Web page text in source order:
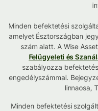
Minden befektetési
amelyet Észtországban
szám alatt. A Wise
Felügyeleti és
szabályozza
engedélyszámmal.
linnaosa,
Minden befektetési